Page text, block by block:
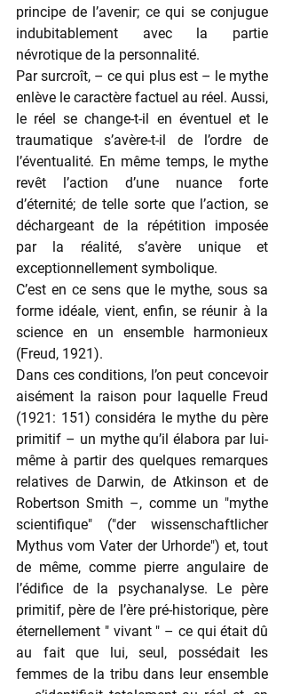
principe de l’avenir; ce qui se conjugue
indubitablement avec la partie
névrotique de la personnalité.
Par surcroît, – ce qui plus est – le mythe
enlève le caractère factuel au réel. Aussi,
le réel se change-t-il en éventuel et le
traumatique s’avère-t-il de l’ordre de
l’éventualité. En même temps, le mythe
revêt l’action d’une nuance forte
d’éternité; de telle sorte que l’action, se
déchargeant de la répétition imposée
par la réalité, s’avère unique et
exceptionnellement symbolique.
C’est en ce sens que le mythe, sous sa
forme idéale, vient, enfin, se réunir à la
science en un ensemble harmonieux
(Freud, 1921).
Dans ces conditions, l’on peut concevoir
aisément la raison pour laquelle Freud
(1921: 151) considéra le mythe du père
primitif – un mythe qu’il élabora par lui-
même à partir des quelques remarques
relatives de Darwin, de Atkinson et de
Robertson Smith –, comme un "mythe
scientifique" ("der wissenschaftlicher
Mythus vom Vater der Urhorde") et, tout
de même, comme pierre angulaire de
l’édifice de la psychanalyse. Le père
primitif, père de l’ère pré-historique, père
éternellement " vivant " – ce qui était dû
au fait que lui, seul, possédait les
femmes de la tribu dans leur ensemble